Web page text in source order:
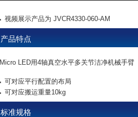
视频展示产品为 JVCR4330-060-AM
产品特点
Micro LED用4轴真空水平多关节洁净机械手臂
可对应平行配置的布局
可对应搬运重量10kg
标准规格